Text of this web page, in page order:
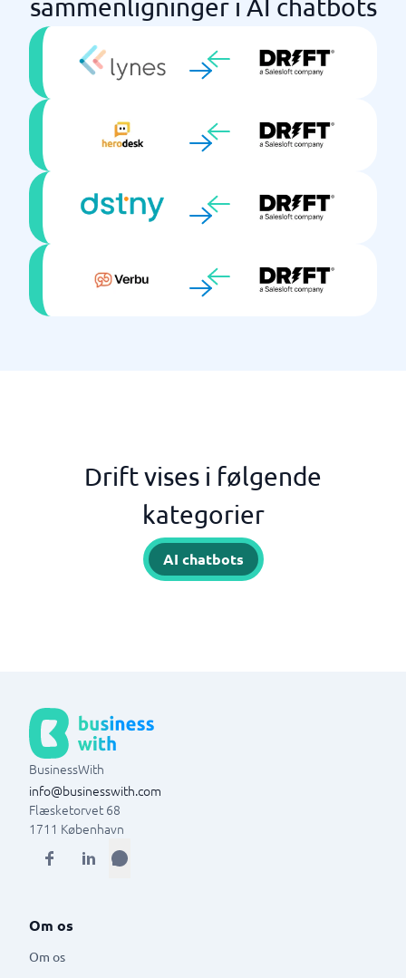
sammenligninger i AI chatbots
Drift vises i følgende
kategorier
AI chatbots
BusinessWith
info@businesswith.com
Flæsketorvet 68
1711 København
Om os
Om os